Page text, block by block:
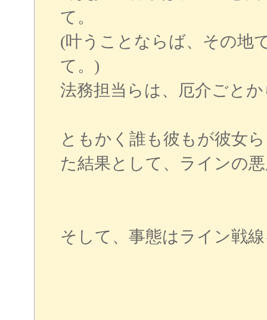
て。
(叶うことならば、その地
て。)
法務担当らは、厄介ごと
ともかく誰も彼もが彼女
た結果として、ラインの
そして、事態はライン戦